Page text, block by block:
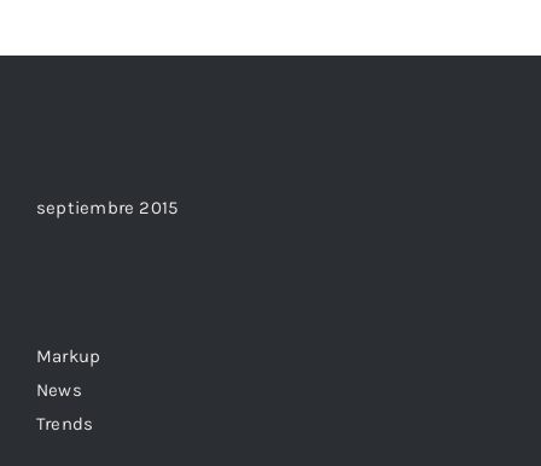
septiembre 2015
Markup
News
Trends